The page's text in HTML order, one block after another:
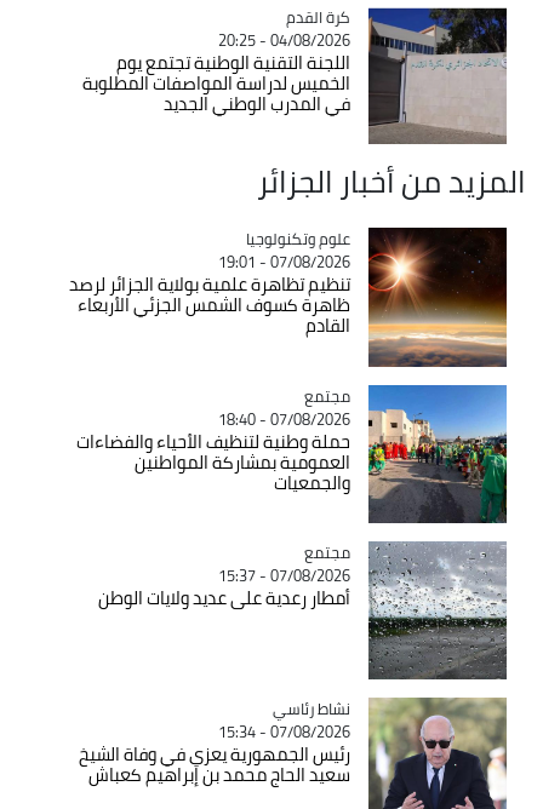
Catégorie
كرة القدم
04/08/2026 - 20:25
اللجنة التقنية الوطنية تجتمع يوم
الخميس لدراسة المواصفات المطلوبة
في المدرب الوطني الجديد
المزيد من أخبار الجزائر
Catégorie
علوم وتكنولوجيا
07/08/2026 - 19:01
تنظيم تظاهرة علمية بولاية الجزائر لرصد
ظاهرة كسوف الشمس الجزئي الأربعاء
القادم
Catégorie
مجتمع
07/08/2026 - 18:40
حملة وطنية لتنظيف الأحياء والفضاءات
العمومية بمشاركة المواطنين
والجمعيات
Catégorie
مجتمع
07/08/2026 - 15:37
أمطار رعدية على عديد ولايات الوطن
Catégorie
نشاط رئاسي
07/08/2026 - 15:34
رئيس الجمهورية يعزي في وفاة الشيخ
سعيد الحاج محمد بن إبراهيم كعباش